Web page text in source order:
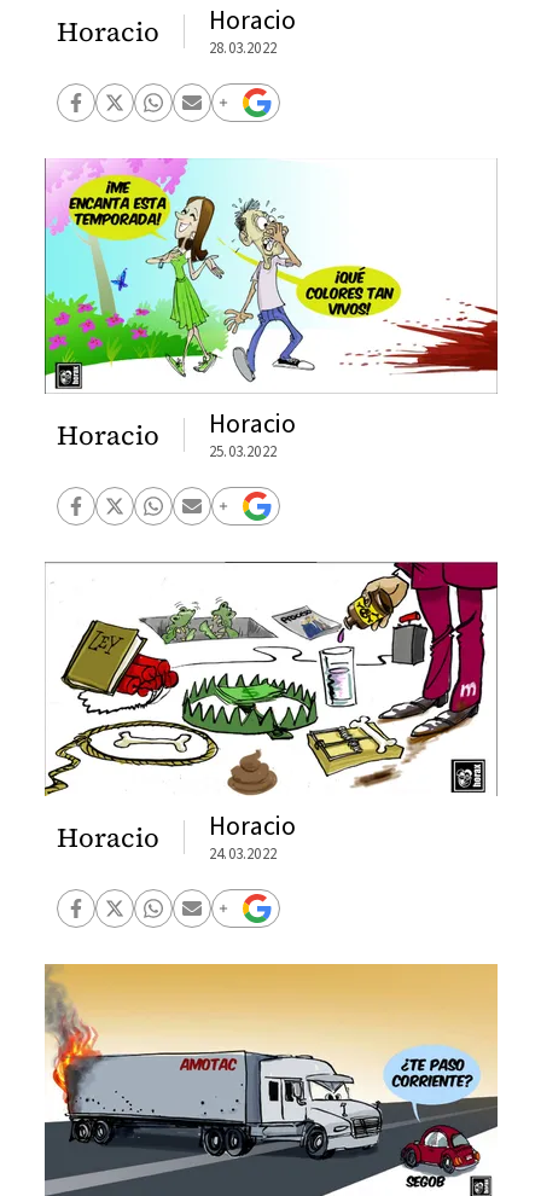
Horacio Horacio
28.03.2022
Horacio Horacio
25.03.2022
Horacio Horacio
24.03.2022